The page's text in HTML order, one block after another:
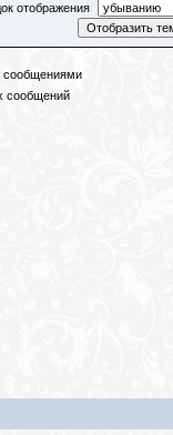
отображения
сообщениями
сообщений